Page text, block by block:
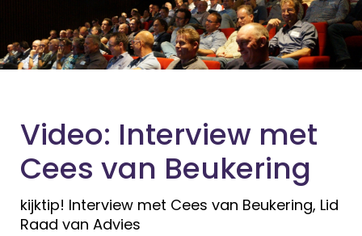
Video: Interview met
Cees van Beukering
kijktip! Interview met Cees van Beukering, Lid
Raad van Advies